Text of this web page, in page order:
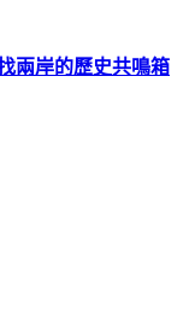
兩岸的歷史共鳴箱